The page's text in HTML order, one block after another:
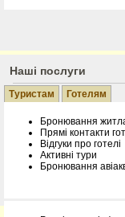
Наші послуги
Туристам Готелям
Бронювання
Прямі контакти
Відгуки про готелі
Активні тури
Бронювання